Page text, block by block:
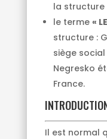
la structure :
le terme «
structure :
siège
Negresko
France.
Il est normal